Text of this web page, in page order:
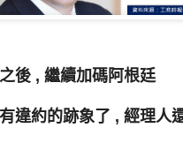
後 , 繼續加碼阿根廷
違約的跡象了 , 經理人